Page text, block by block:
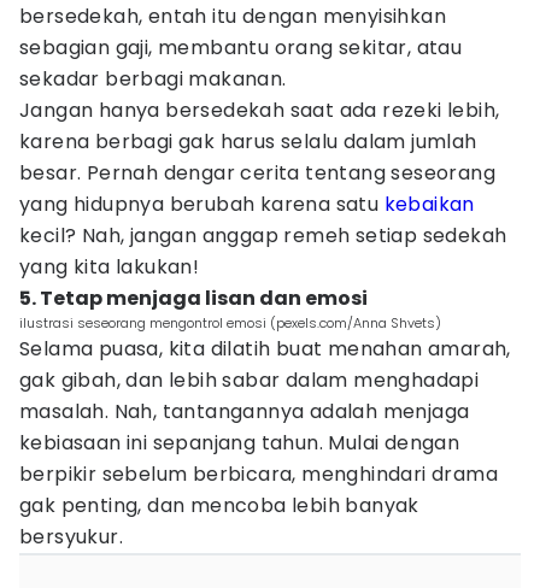
bersedekah, entah itu dengan menyisihkan
sebagian gaji, membantu orang sekitar, atau
sekadar berbagi makanan.
Jangan hanya bersedekah saat ada rezeki lebih,
karena berbagi gak harus selalu dalam jumlah
besar. Pernah dengar cerita tentang seseorang
yang hidupnya berubah karena satu kebaikan
kecil? Nah, jangan anggap remeh setiap sedekah
yang kita lakukan!
5. Tetap menjaga lisan dan emosi
ilustrasi seseorang mengontrol emosi (pexels.com/Anna Shvets)
Selama puasa, kita dilatih buat menahan amarah,
gak gibah, dan lebih sabar dalam menghadapi
masalah. Nah, tantangannya adalah menjaga
kebiasaan ini sepanjang tahun. Mulai dengan
berpikir sebelum berbicara, menghindari drama
gak penting, dan mencoba lebih banyak
bersyukur.